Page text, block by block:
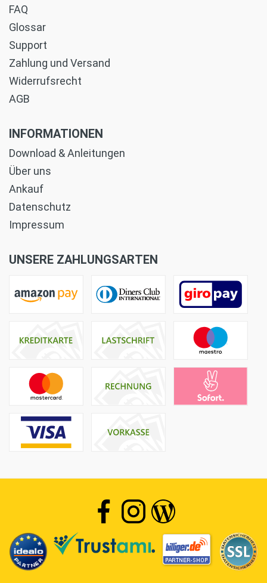
FAQ
Glossar
Support
Zahlung und Versand
Widerrufsrecht
AGB
INFORMATIONEN
Download & Anleitungen
Über uns
Ankauf
Datenschutz
Impressum
UNSERE ZAHLUNGSARTEN